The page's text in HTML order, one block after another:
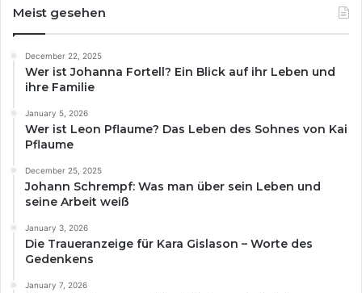
Meist gesehen
December 22, 2025
Wer ist Johanna Fortell? Ein Blick auf ihr Leben und
ihre Familie
January 5, 2026
Wer ist Leon Pflaume? Das Leben des Sohnes von Kai
Pflaume
December 25, 2025
Johann Schrempf: Was man über sein Leben und
seine Arbeit weiß
January 3, 2026
Die Traueranzeige für Kara Gislason – Worte des
Gedenkens
January 7, 2026